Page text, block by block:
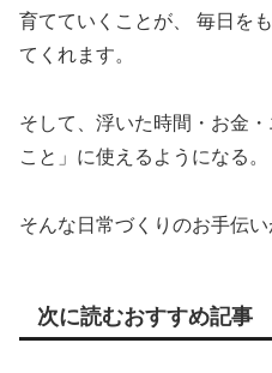
育てていくことが、 毎日を
てくれます。
そして、浮いた時間・お金
こと」に使えるようになる。
そんな日常づくりのお手伝い
次に読むおすすめ記事